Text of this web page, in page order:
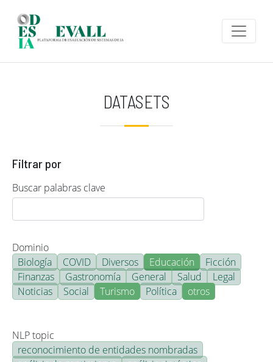
DATASETS
Filtrar por
Buscar palabras clave
Dominio
Biología
COVID Diversos Educación
Ficción
Finanzas
Gastronomía General Salud
Legal
Noticias
Social Turismo Política otros
NLP topic
reconocimiento de entidades nombradas